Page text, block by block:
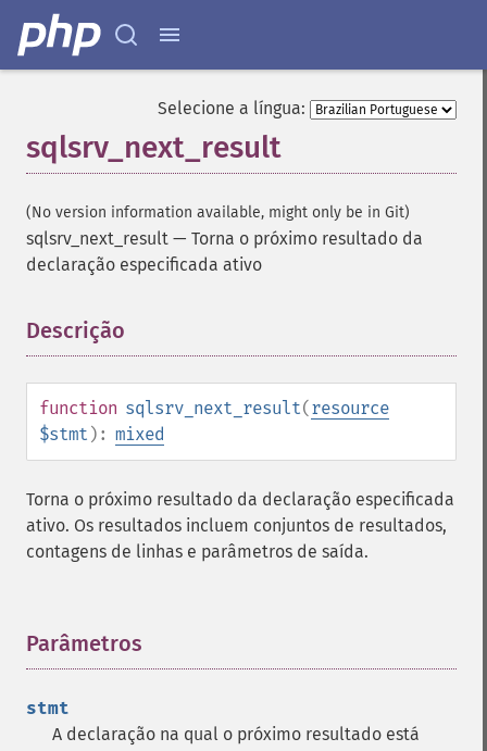
Selecione a língua:
sqlsrv_next_result
(No version information available, might only be in Git)
sqlsrv_next_result — Torna o próximo resultado da
declaração especificada ativo
Descrição
function sqlsrv_next_result(resource
$stmt ): mixed
Torna o próximo resultado da declaração especificada
ativo. Os resultados incluem conjuntos de resultados,
contagens de linhas e parâmetros de saída.
Parâmetros
stmt
A declaração na qual o próximo resultado está